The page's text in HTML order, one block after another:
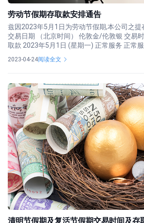
劳动节假期存取款安排通告
兹因2023年5月1日为劳动节假期,本公司之提
交易日期 （北京时间） 伦敦金/伦敦银 交易
取款 2023年5月1日 (星期一) 正常服务 正常
2023-04-24阅读全文
清明节假期及复活节假期交易时间及存